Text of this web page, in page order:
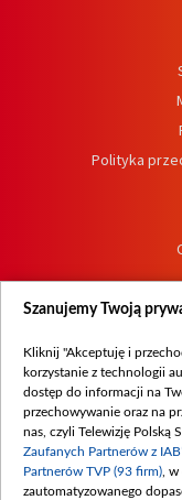
Polityka
Szanujemy Twoją
Kliknij "Akceptuję i
korzystanie z technologii
dostęp do informacji na
przechowywanie oraz na
nas, czyli Telewizję Polską
Zaufanych Partnerów z
Partnerów TVP (93 firm) ,
zautomatyzowanego